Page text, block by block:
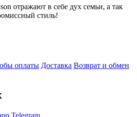
отражают в себе дух семьи, а так
стиль!
оплаты Доставка Возврат и обмен
Telegram